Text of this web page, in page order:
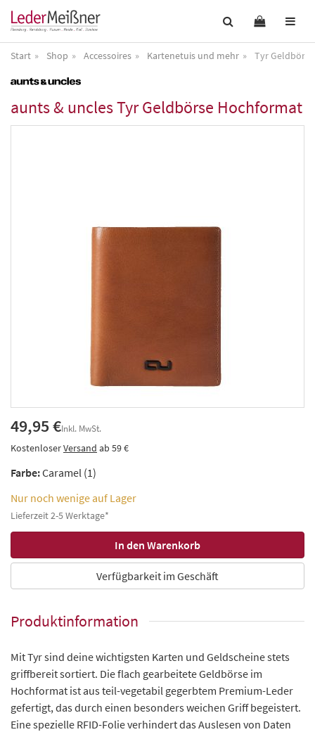
Start Shop Accessoires Kartenetuis und mehr Tyr
aunts & unclesTyr Geldbörse Hochformat
49,95 €Inkl. MwSt.
KostenloserVersand ab 59 €
Farbe:Caramel (1)
Nur noch wenige auf Lager
Lieferzeit 2-5 Werktage*
Verfügbarkeit im Geschäft
Produktinformation
Mit Tyr sind deine wichtigsten Karten und Geldscheine stets
griffbereit sortiert. Die flach gearbeitete Geldbörse im
Hochformat ist aus teil-vegetabil gegerbtem Premium-Leder
gefertigt, das durch einen besonders weichen Griff begeistert.
Eine spezielle RFID-Folie verhindert das Auslesen von Daten